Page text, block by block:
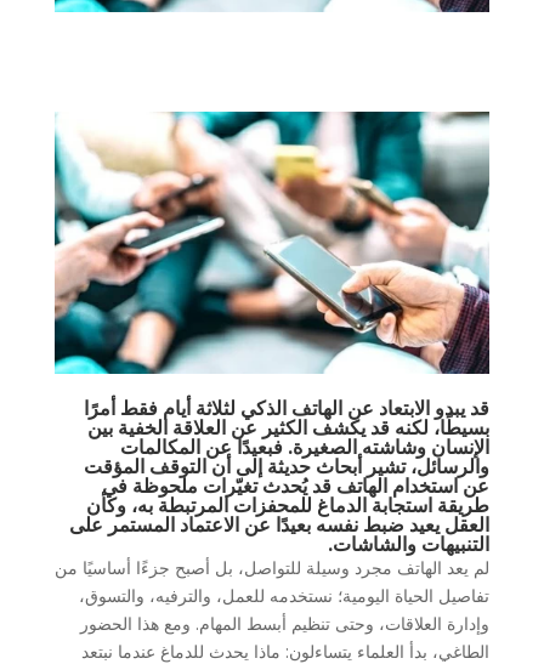
قد يبدو الابتعاد عن الهاتف الذكي لثلاثة أيام فقط أمرًا
بسيطًا، لكنه قد يكشف الكثير عن العلاقة الخفية بين
الإنسان وشاشته الصغيرة. فبعيدًا عن المكالمات
والرسائل، تشير أبحاث حديثة إلى أن التوقف المؤقت
عن استخدام الهاتف قد يُحدث تغيّرات ملحوظة في
طريقة استجابة الدماغ للمحفزات المرتبطة به، وكأن
العقل يعيد ضبط نفسه بعيدًا عن الاعتماد المستمر على
التنبيهات والشاشات.
لم يعد الهاتف مجرد وسيلة للتواصل، بل أصبح جزءًا أساسيًا من
تفاصيل الحياة اليومية؛ نستخدمه للعمل، والترفيه، والتسوق،
وإدارة العلاقات، وحتى تنظيم أبسط المهام. ومع هذا الحضور
الطاغي، بدأ العلماء يتساءلون: ماذا يحدث للدماغ عندما نبتعد